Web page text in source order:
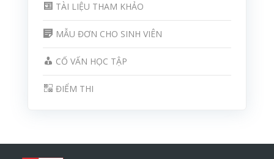
TÀI LIỆU THAM KHẢO
MẪU ĐƠN CHO SINH VIÊN
CỐ VẤN HỌC TẬP
ĐIỂM THI